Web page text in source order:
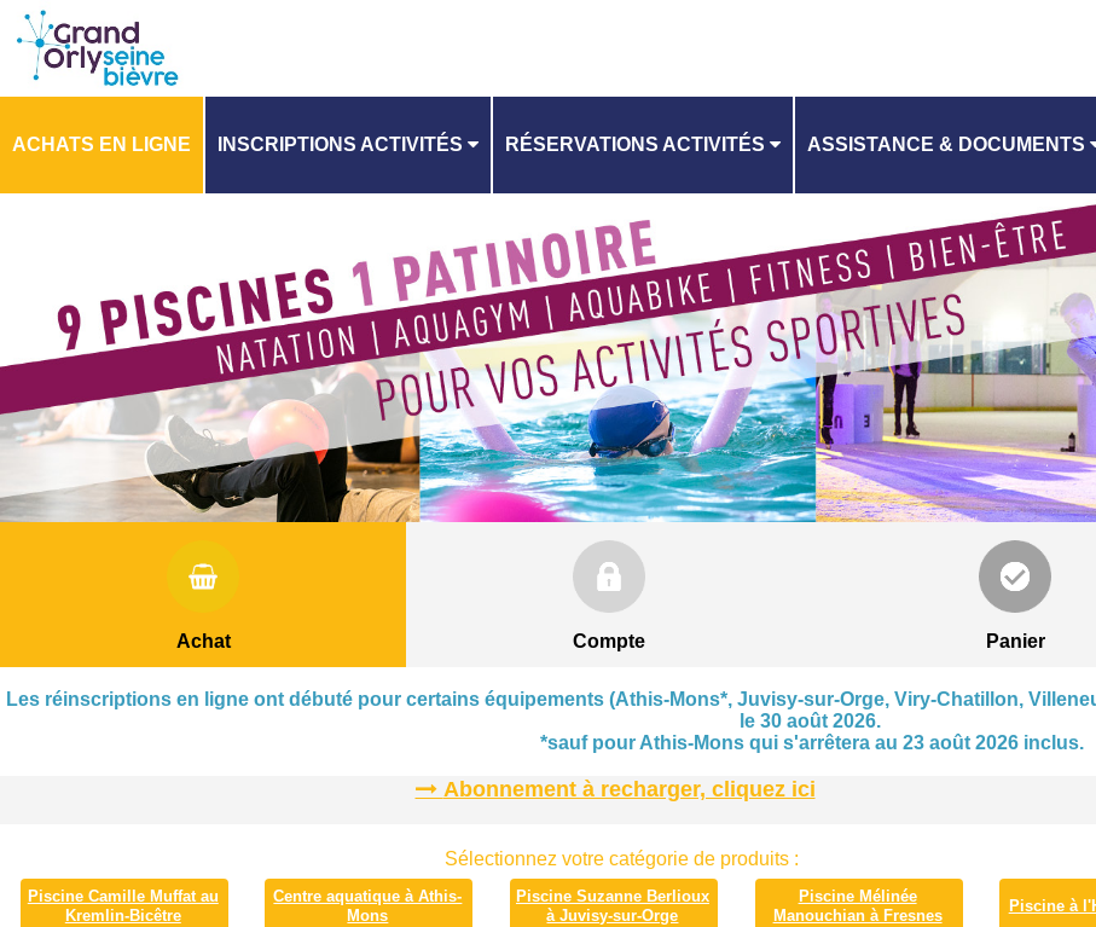
ACHATS EN LIGNE INSCRIPTIONS ACTIVITÉS RÉSERVATIONS ACTIVITÉS ASSISTANCE & DOCUMENTS
CONTACTEZ-NOUS
CHARTE RGPD
CGV EQUIPEMENTS
RI EQUIPEMENTS
CGV PATINOIRE
RI PATINOIRE
TUTO RÉSERVATION
VILLES DE L'EPT GOSB
Achat Compte Panier
Les réinscriptions en ligne ont débuté pour certains équipements (Athis-Mons*, Juvisy-sur-Orge, Viry-Chatillon,
le 30 août 2026.
*sauf pour Athis-Mons qui s'arrêtera au 23 août 2026 inclus.
Abonnement à recharger, cliquez ici
Sélectionnez votre catégorie de produits :
Piscine Camille Muffat au
Kremlin-Bicêtre
Centre aquatique à Athis-
Mons
Piscine Suzanne Berlioux
à Juvisy-sur-Orge
Piscine Mélinée
Manouchian à Fresnes
Piscine à